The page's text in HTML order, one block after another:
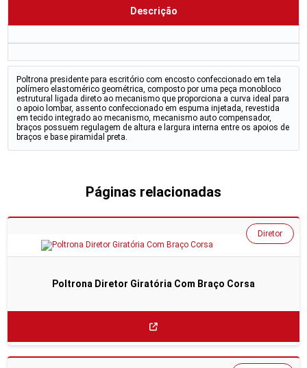
Descrição
Poltrona presidente para escritório com encosto confeccionado em tela
polímero elastomérico geométrica, composto por uma peça monobloco
estrutural ligada direto ao mecanismo que proporciona a curva ideal para
o apoio lombar, assento confeccionado em espuma injetada, revestida
em tecido integrado ao mecanismo, mecanismo auto compensador,
braços possuem regulagem de altura e largura interna entre os apoios de
braços e base piramidal preta.
Páginas relacionadas
Poltrona Diretor Giratória Com Braço Corsa
Diretor